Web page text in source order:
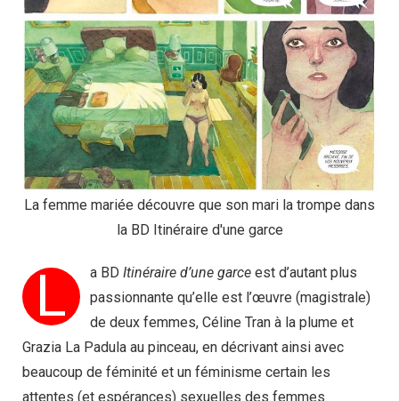
La femme mariée découvre que son mari la trompe dans
la BD Itinéraire d'une garce
L a BD Itinéraire d’une garce est d’autant plus
passionnante qu’elle est l’œuvre (magistrale)
de deux femmes, Céline Tran à la plume et
Grazia La Padula au pinceau, en décrivant ainsi avec
beaucoup de féminité et un féminisme certain les
attentes (et espérances) sexuelles des femmes